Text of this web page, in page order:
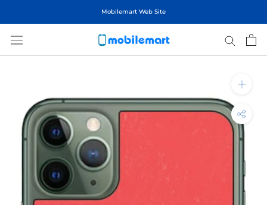
Mobilemart Web Site